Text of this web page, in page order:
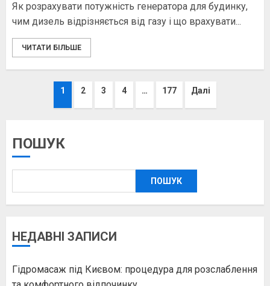
Як розрахувати потужність генератора для будинку,
чим дизель відрізняється від газу і що врахувати...
ЧИТАТИ БІЛЬШЕ
Пагінація
записів
1 2 3 4 … 177 Далі
ПОШУК
ПОШУК
НЕДАВНІ ЗАПИСИ
Гідромасаж під Києвом: процедура для розслаблення